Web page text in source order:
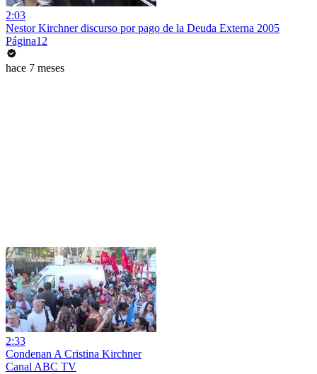
2:03
Nestor Kirchner discurso por pago de la Deuda Externa 2005
Página12
hace 7 meses
2:33
Condenan A Cristina Kirchner
Canal ABC TV